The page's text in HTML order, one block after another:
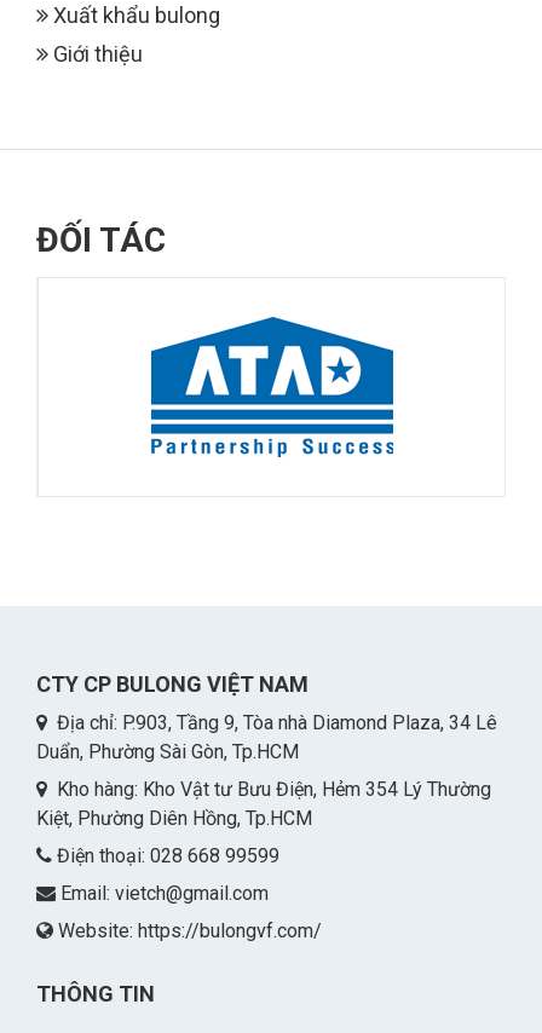
Xuất khẩu bulong
Giới thiệu
ĐỐI TÁC
CTY CP BULONG VIỆT NAM
Địa chỉ: P.903, Tầng 9, Tòa nhà Diamond Plaza, 34 Lê
Duẩn, Phường Sài Gòn, Tp.HCM
Kho hàng: Kho Vật tư Bưu Điện, Hẻm 354 Lý Thường
Kiệt, Phường Diên Hồng, Tp.HCM
Điện thoại: 028 668 99599
Email: vietch@gmail.com
Website: https://bulongvf.com/
THÔNG TIN